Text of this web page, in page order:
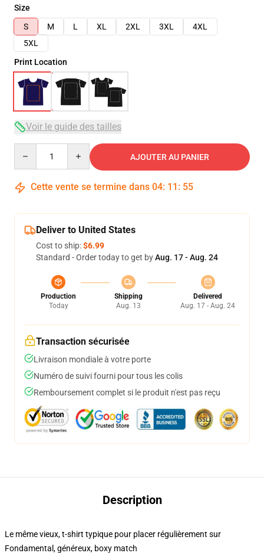
Size
S
M L XL 2XL 3XL
4XL
5XL
Print Location
Voir le guide des tailles
AJOUTER AU PANIER
Cette vente se termine dans 04: 11 : 54
Deliver to United States
Cost to ship:$6.99
Standard - Order today to get byAug. 17 - Aug. 24
Production
Today
Shipping
Aug. 13
Delivered
Aug. 17 - Aug. 24
Transaction sécurisée
Livraison mondiale à votre porte
Numéro de suivi fourni pour tous les colis
Remboursement complet si le produit n'est pas reçu
Description
Le même vieux, t-shirt typique pour placer régulièrement sur
Fondamental, généreux, boxy match